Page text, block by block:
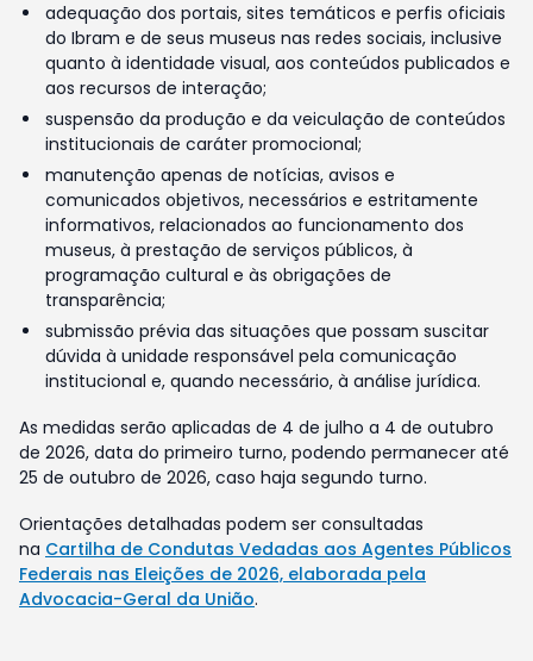
adequação dos portais, sites temáticos e perfis oficiais
do Ibram e de seus museus nas redes sociais, inclusive
quanto à identidade visual, aos conteúdos publicados e
aos recursos de interação;
suspensão da produção e da veiculação de conteúdos
institucionais de caráter promocional;
manutenção apenas de notícias, avisos e
comunicados objetivos, necessários e estritamente
informativos, relacionados ao funcionamento dos
museus, à prestação de serviços públicos, à
programação cultural e às obrigações de
transparência;
submissão prévia das situações que possam suscitar
dúvida à unidade responsável pela comunicação
institucional e, quando necessário, à análise jurídica.
As medidas serão aplicadas de 4 de julho a 4 de outubro
de 2026, data do primeiro turno, podendo permanecer até
25 de outubro de 2026, caso haja segundo turno.
Orientações detalhadas podem ser consultadas
na Cartilha de Condutas Vedadas aos Agentes Públicos
Federais nas Eleições de 2026, elaborada pela
Advocacia-Geral da União.